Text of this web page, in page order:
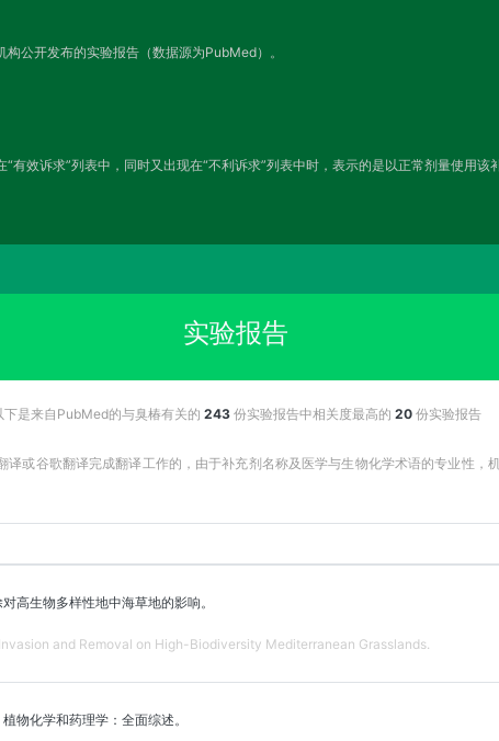
公开发布的实验报告（数据源为PubMed）。
有效诉求”列表中，同时又出现在“不利诉求”列表中时，表示的是以正常剂量使用
实验报告
下是来自PubMed的与臭椿有关的 243份实验报告中相关度最高的 20份实验报告
或谷歌翻译完成翻译工作的，由于补充剂名称及医学与生物化学术语的专业性，
高生物多样性地中海草地的影响。
and Removal on High-Biodiversity Mediterranean Grasslands.
物化学和药理学：全面综述。